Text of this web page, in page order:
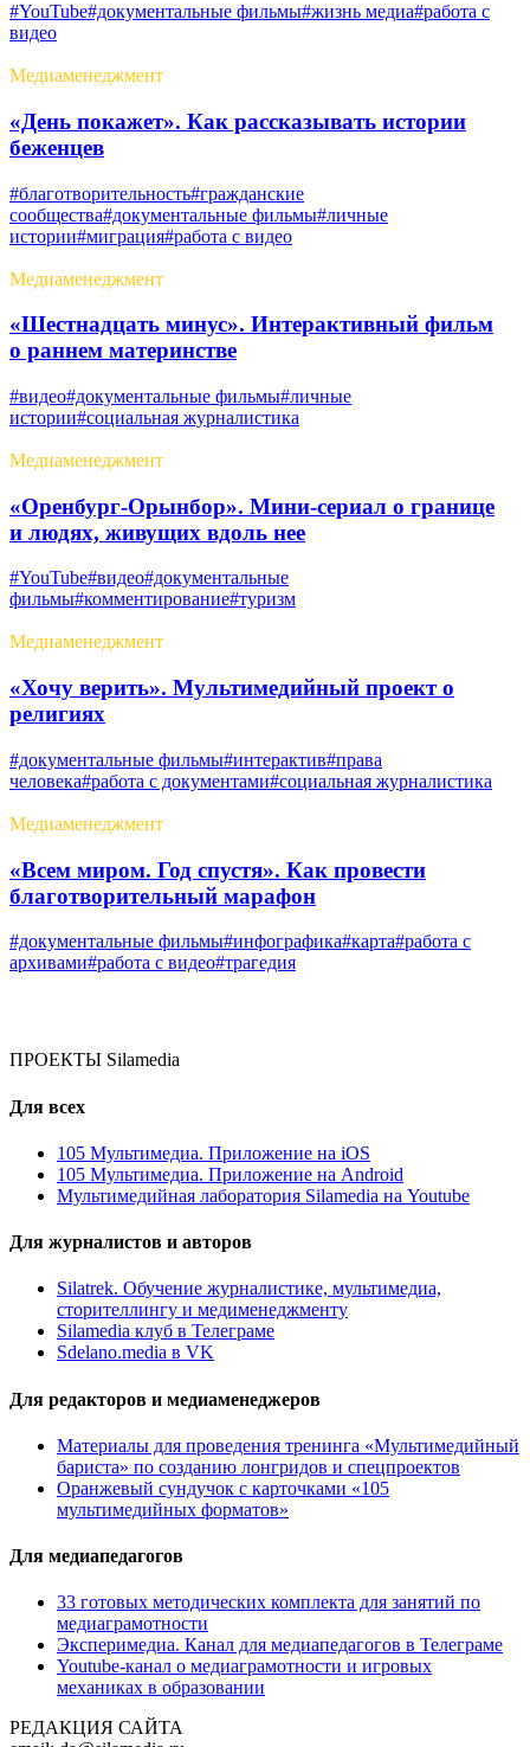
#YouTube#документальные фильмы#жизнь медиа#работа с
видео
Медиаменеджмент
«День покажет». Как рассказывать истории
беженцев
#благотворительность#гражданские
сообщества#документальные фильмы#личные
истории#миграция#работа с видео
Медиаменеджмент
«Шестнадцать минус». Интерактивный фильм
о раннем материнстве
#видео#документальные фильмы#личные
истории#социальная журналистика
Медиаменеджмент
«Оренбург-Орынбор». Мини-сериал о границе
и людях, живущих вдоль нее
#YouTube#видео#документальные
фильмы#комментирование#туризм
Медиаменеджмент
«Хочу верить». Мультимедийный проект о
религиях
#документальные фильмы#интерактив#права
человека#работа с документами#социальная журналистика
Медиаменеджмент
«Всем миром. Год спустя». Как провести
благотворительный марафон
#документальные фильмы#инфографика#карта#работа с
архивами#работа с видео#трагедия
ПРОЕКТЫ Silamedia
Для всех
105 Мультимедиа. Приложение на iOS
105 Мультимедиа. Приложение на Android
Мультимедийная лаборатория Silamedia на Youtube
Для журналистов и авторов
Silatrek. Обучение журналистике, мультимедиа,
сторителлингу и медименеджменту
Silamedia клуб в Телеграме
Sdelano.media в VK
Для редакторов и медиаменеджеров
Материалы для проведения тренинга «Мультимедийный
бариста» по созданию лонгридов и спецпроектов
Оранжевый сундучок с карточками «105
мультимедийных форматов»
Для медиапедагогов
33 готовых методических комплекта для занятий по
медиаграмотности
Эксперимедиа. Канал для медиапедагогов в Телеграме
Youtube-канал о медиаграмотности и игровых
механиках в образовании
РЕДАКЦИЯ САЙТА